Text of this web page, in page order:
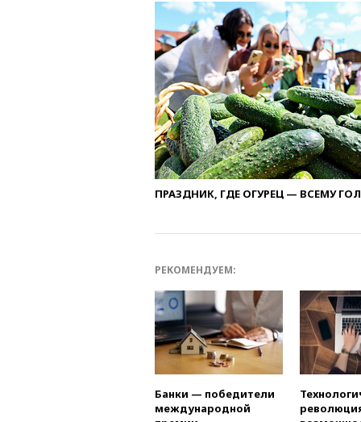
ПРАЗДНИК, ГДЕ ОГУРЕЦ — ВСЕМУ
РЕКОМЕНДУЕМ:
Банки — победители
международной